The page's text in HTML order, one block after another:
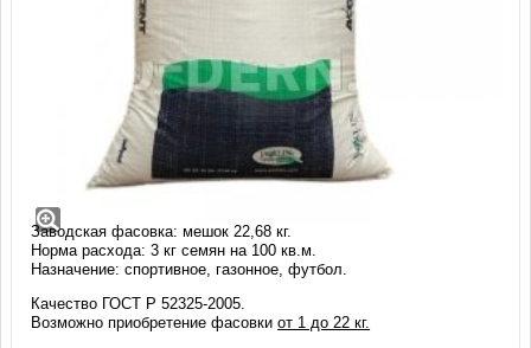
Райграс пастбищный Accent II (22,68 кг)
Райграс многолетний пастбищный (Perennial ryegrass)
Сорт: АКЦЕНТ 2 (ACCENT II)
Производство: JACKLIN SEED (США)
Заводская фасовка: мешок 22,68 кг.
Норма расхода: 3 кг семян на 100 кв.м.
Назначение: спортивное, газонное, футбол.
Качество ГОСТ Р 52325-2005.
Возможно приобретение фасовкиот 1 до 22 кг.